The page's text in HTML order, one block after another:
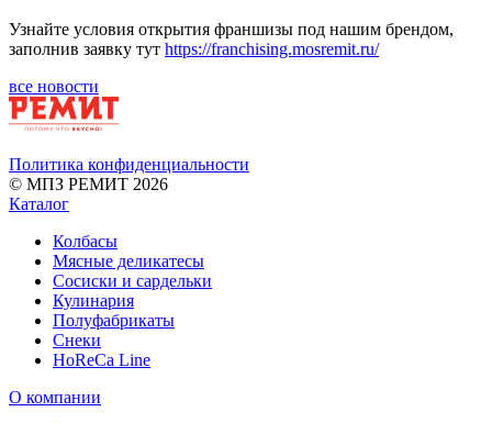
Узнайте условия открытия франшизы под нашим брендом,
заполнив заявку тут https://franchising.mosremit.ru/
все новости
Политика конфиденциальности
© МПЗ РЕМИТ 2026
Каталог
Колбасы
Мясные деликатесы
Сосиски и сардельки
Кулинария
Полуфабрикаты
Снеки
HoReCa Line
О компании